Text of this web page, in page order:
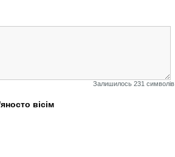
Залишилось 231 символів
вісім